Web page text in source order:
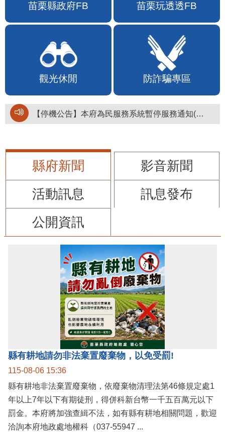
苗栗縣政府FB 苗栗玩透透FB
觀光休閒 防詐騙專區
【停機公告】本府為民服務系統暫停服務通知(停止服務時間：115年8月6日17時至19時)
縣府新聞
影音新聞
活動訊息
訊息發布
公開資訊
縣有耕地請勿非法棄置廢棄物，以免受罰!
115-08-06 15:36
縣有耕地非法棄置廢棄物，依廢棄物清理法第46條規定處1
年以上7年以下有期徒刑，得併科新台幣一千五百萬元以下
罰金。本府將加強查緝不法，如有縣有耕地相關問題，歡迎
洽詢本府地政處地權科（037-55947 ...